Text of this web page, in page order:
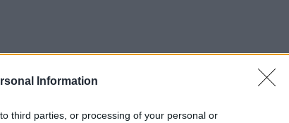
Information
third parties, or processing of your personal or